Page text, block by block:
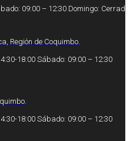
09:00 – 12:30 Domingo: Cerrado
Región de Coquimbo.
18:00 Sábado: 09:00 – 12:30
18:00 Sábado: 09:00 – 12:30